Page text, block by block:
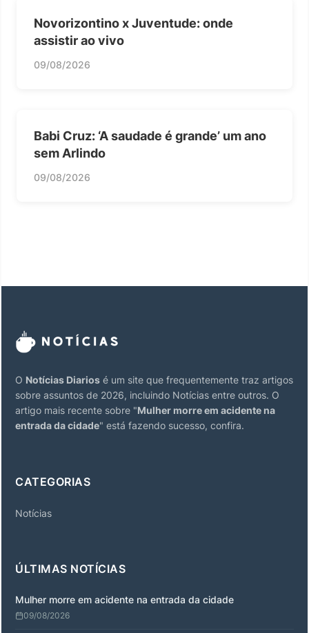
Novorizontino x Juventude: onde
assistir ao vivo
09/08/2026
Babi Cruz: ‘A saudade é grande’ um ano
sem Arlindo
09/08/2026
O Notícias Diarios é um site que frequentemente traz artigos
sobre assuntos de 2026, incluindo Notícias entre outros. O
artigo mais recente sobre "Mulher morre em acidente na
entrada da cidade" está fazendo sucesso, confira.
CATEGORIAS
Notícias
ÚLTIMAS NOTÍCIAS
Mulher morre em acidente na entrada da cidade
09/08/2026